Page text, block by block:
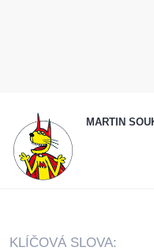
MARTIN
KLÍČOVÁ SLOVA: